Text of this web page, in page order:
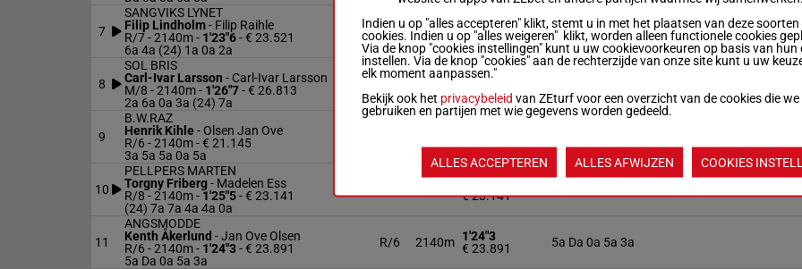
7
SANGVIKS LYNET
Filip Lindholm- Filip Raihle
R/7 - 2140m- 1'23"6- € 23.521
6a 4a (24) 1a 0a 2a
R/7 2140m 1'23"6
€ 23.521
6a 4a (24) 1a 0a 2a
8
SOL BRIS
Carl-Ivar Larsson - Carl-Ivar Larsson
M/8 - 2140m- 1'26"7- € 26.813
2a 6a 0a 3a (24) 7a
2140m
1'26"7
€ 26.813
9
B.W.RAZ
Henrik Kihle- Olsen Jan Ove
R/6 - 2140m- € 21.145
3a 5a 5a 0a 5a
10
PELLPERS MARTEN
Torgny Friberg- Madelen Ess
R/8 - 2140m- 1'25"5- € 23.141
(24) 7a 7a 4a 4a 0a
€ 23.141
11
ANGSMODDE
Kenth Åkerlund -Jan Ove Olsen
R/6 - 2140m- 1'24"3- € 23.891
5a Da 0a 5a 3a
R/6 2140m 1'24"3
€ 23.891
5a Da 0a 5a 3a
Indien u op "alles accepteren" klikt, stemt u in met het plaatsen van deze soorten
cookies. Indien u op "alles weigeren" klikt, worden alleen functionele cookies
Via de knop "cookies instellingen" kunt u uw cookievoorkeuren op basis van hun
instellen. Via de knop "cookies" aan de rechterzijde van onze site kunt u uw
elk moment aanpassen."
Bekijk ook het privacybeleid van ZEturf voor een overzicht van de cookies die we
gebruiken en partijen met wie gegevens worden gedeeld.
ALLES ACCEPTEREN ALLES AFWIJZEN COOKIES